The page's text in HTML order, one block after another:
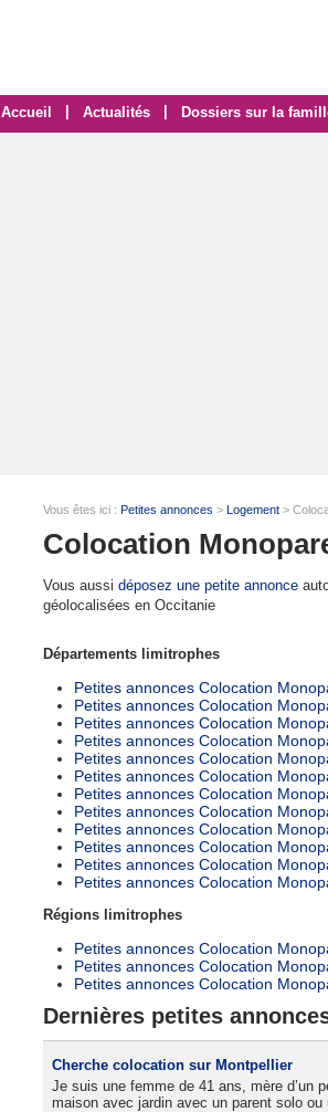
Accueil Actualités Dossiers sur la
Vous êtes ici : Petites annonces > Logement >
Colocation
Vous aussi déposez une petite annonce
géolocalisées en Occitanie
Départements limitrophes
Petites annonces Colocation
Petites annonces Colocation
Petites annonces Colocation
Petites annonces Colocation
Petites annonces Colocation
Petites annonces Colocation
Petites annonces Colocation
Petites annonces Colocation
Petites annonces Colocation
Petites annonces Colocation
Petites annonces Colocation
Petites annonces Colocation
Régions limitrophes
Petites annonces Colocation
Petites annonces Colocation
Petites annonces Colocation
Dernières petites
Cherche colocation sur Montpellier
Je suis une femme de 41 ans, mère d’un
maison avec jardin avec un parent solo ou